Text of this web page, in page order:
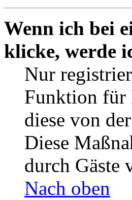
Wenn ich bei
klicke, werde
Nur
Funktion für
diese von
Diese
durch Gäste
Nach oben